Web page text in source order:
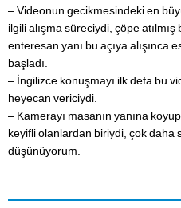
– Videonun gecikmesindeki en
ilgili alışma süreciydi, çöpe
enteresan yanı bu açıya alışınca
başladı.
– İngilizce konuşmayı ilk defa bu
heyecan vericiydi.
– Kamerayı masanın yanına
keyifli olanlardan biriydi, çok daha
düşünüyorum.